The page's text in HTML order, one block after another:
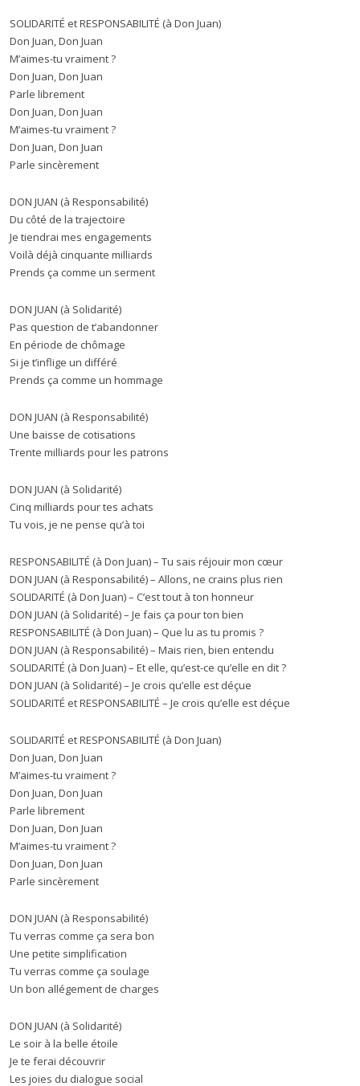
SOLIDARITÉ et RESPONSABILITÉ (à Don Juan)
Don Juan, Don Juan
M’aimes-tu vraiment ?
Don Juan, Don Juan
Parle librement
Don Juan, Don Juan
M’aimes-tu vraiment ?
Don Juan, Don Juan
Parle sincèrement
DON JUAN (à Responsabilité)
Du côté de la trajectoire
Je tiendrai mes engagements
Voilà déjà cinquante milliards
Prends ça comme un serment
DON JUAN (à Solidarité)
Pas question de t’abandonner
En période de chômage
Si je t’inflige un différé
Prends ça comme un hommage
DON JUAN (à Responsabilité)
Une baisse de cotisations
Trente milliards pour les patrons
DON JUAN (à Solidarité)
Cinq milliards pour tes achats
Tu vois, je ne pense qu’à toi
RESPONSABILITÉ (à Don Juan) – Tu sais réjouir mon cœur
DON JUAN (à Responsabilité) – Allons, ne crains plus rien
SOLIDARITÉ (à Don Juan) – C’est tout à ton honneur
DON JUAN (à Solidarité) – Je fais ça pour ton bien
RESPONSABILITÉ (à Don Juan) – Que lu as tu promis ?
DON JUAN (à Responsabilité) – Mais rien, bien entendu
SOLIDARITÉ (à Don Juan) – Et elle, qu’est-ce qu’elle en dit ?
DON JUAN (à Solidarité) – Je crois qu’elle est déçue
SOLIDARITÉ et RESPONSABILITÉ – Je crois qu’elle est déçue
SOLIDARITÉ et RESPONSABILITÉ (à Don Juan)
Don Juan, Don Juan
M’aimes-tu vraiment ?
Don Juan, Don Juan
Parle librement
Don Juan, Don Juan
M’aimes-tu vraiment ?
Don Juan, Don Juan
Parle sincèrement
DON JUAN (à Responsabilité)
Tu verras comme ça sera bon
Une petite simplification
Tu verras comme ça soulage
Un bon allégement de charges
DON JUAN (à Solidarité)
Le soir à la belle étoile
Je te ferai découvrir
Les joies du dialogue social